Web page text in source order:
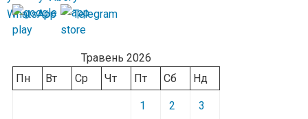
Травень 2026
Пн
Вт Ср Чт Пт Сб Нд
1 2 3